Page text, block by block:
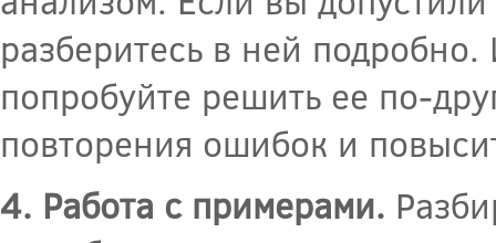
разберитесь в ней
попробуйте решить ее по-
повторения ошибок и
4. Работа с примерами.